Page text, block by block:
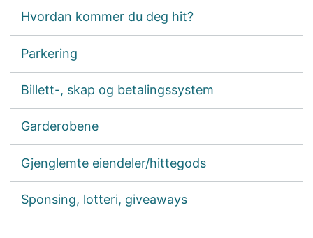
Hvordan kommer du deg hit?
Parkering
Billett-, skap og betalingssystem
Garderobene
Gjenglemte eiendeler/hittegods
Sponsing, lotteri, giveaways